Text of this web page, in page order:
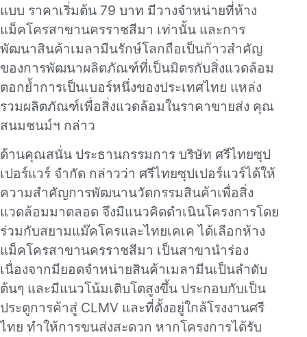
แบบ ราคาเริ่มต้น 79 บาท มีวางจำหน่ายที่ห้าง
แม็คโครสาขานครราชสีมา เท่านั้น และการ
พัฒนาสินค้าเมลามีนรักษ์โลกถือเป็นก้าวสำคัญ
ของการพัฒนาผลิตภัณฑ์ที่เป็นมิตรกับสิ่งแวดล้อม
ตอกย้ำการเป็นเบอร์หนึ่งของประเทศไทย แหล่ง
รวมผลิตภัณฑ์เพื่อสิ่งแวดล้อมในราคาขายส่ง คุณ
สนมชนม์ฯ กล่าว
ด้านคุณสนั่น ประธานกรรมการ บริษัท ศรีไทยซุป
เปอร์แวร์ จำกัด กล่าวว่า ศรีไทยซุปเปอร์แวร์ได้ให้
ความสำคัญการพัฒนานวัตกรรมสินค้าเพื่อสิ่ง
แวดล้อมมาตลอด จึงมีแนวคิดดำเนินโครงการโดย
ร่วมกับสยามแม๊คโครและไทยเคเค ได้เลือกห้าง
แม็คโครสาขานครราชสีมา เป็นสาขานำร่อง
เนื่องจากมียอดจำหน่ายสินค้าเมลามีนเป็นลำดับ
ต้นๆ และมีแนวโน้มเติบโตสูงขึ้น ประกอบกับเป็น
ประตูการค้าสู่ CLMV และที่ตั้งอยู่ใกล้โรงงานศรี
ไทย ทำให้การขนส่งสะดวก หากโครงการได้รับ